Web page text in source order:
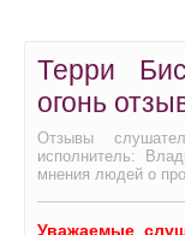
Терри
огонь
Отзывы
исполнитель:
мнения людей о
Уважаемые